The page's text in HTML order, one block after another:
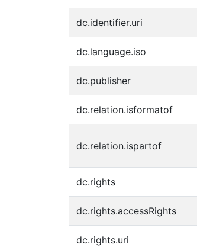
dc.identifier.uri
dc.language.iso
dc.publisher
dc.relation.isformatof
dc.relation.ispartof
dc.rights
dc.rights.accessRights
dc.rights.uri